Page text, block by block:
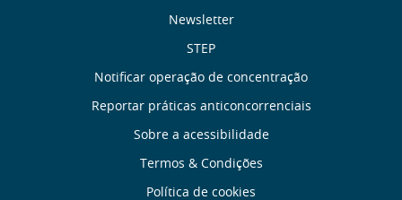
Newsletter
STEP
Notificar operação de concentração
Reportar práticas anticoncorrenciais
Sobre a acessibilidade
Termos & Condições
Política de cookies